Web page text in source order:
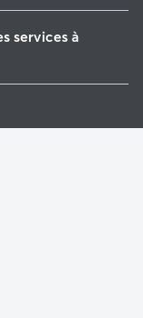
services à